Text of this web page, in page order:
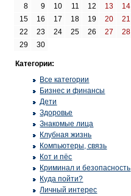
8
9 10 11 12 13
14
15
16 17 18 19 20
21
22
23 24 25 26 27
28
29
30
Категории:
Все категории
Бизнес и финансы
Дети
Здоровье
Знакомые лица
Клубная жизнь
Компьютеры, связь
Кот и пёс
Криминал и безопасность
Куда пойти?
Личный интерес